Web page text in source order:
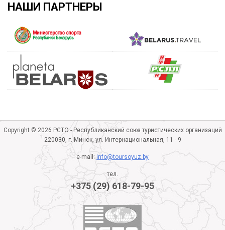
НАШИ ПАРТНЕРЫ
Copyright © 2026 РСТО - Республиканский союз туристических организаций
220030, г. Минск, ул. Интернациональная, 11 - 9
e-mail:info@toursoyuz.by
тел.
+375 (29) 618-79-95